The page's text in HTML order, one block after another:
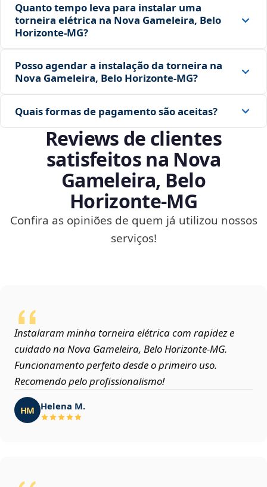
Quanto tempo leva para instalar uma
torneira elétrica na Nova Gameleira, Belo
Horizonte‑MG?
Posso agendar a instalação da torneira na
Nova Gameleira, Belo Horizonte‑MG?
Quais formas de pagamento são aceitas?
Reviews de clientes
satisfeitos na Nova
Gameleira, Belo
Horizonte‑MG
Confira as opiniões de quem já utilizou nossos
serviços!
Instalaram minha torneira elétrica com rapidez e
cuidado na Nova Gameleira, Belo Horizonte‑MG.
Funcionamento perfeito desde o primeiro uso.
Recomendo pelo profissionalismo!
HM Helena M.